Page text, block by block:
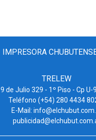
IMPRESORA
TRELEW
9 de Julio 329 - 1º Piso - Cp U-
Teléfono (+54) 280 4434
E-Mail: